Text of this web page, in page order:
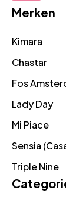
Merken
Kimara
Chastar
Fos
Lady Day
Mi Piace
Sensia
Triple Nine